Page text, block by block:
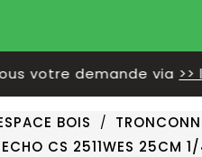
votre demande via>> le
BOIS
CS 2511WES 25CM